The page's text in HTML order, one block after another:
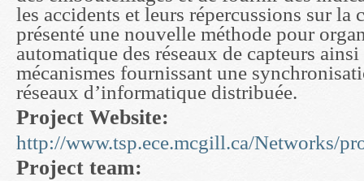
les accidents et leurs répercussions sur la
présenté une nouvelle méthode pour
automatique des réseaux de capteurs ainsi
mécanismes fournissant une
réseaux d’informatique distribuée.
Project Website:
http://www.tsp.ece.mcgill.ca/Networks/
Project team: